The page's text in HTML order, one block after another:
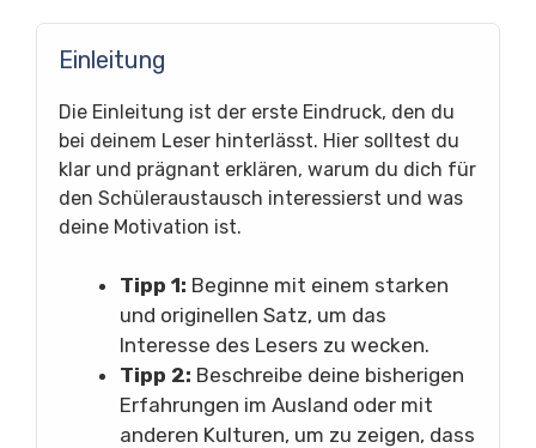
Einleitung
Die Einleitung ist der erste Eindruck, den du
bei deinem Leser hinterlässt. Hier solltest du
klar und prägnant erklären, warum du dich für
den Schüleraustausch interessierst und was
deine Motivation ist.
Tipp 1: Beginne mit einem starken
und originellen Satz, um das
Interesse des Lesers zu wecken.
Tipp 2: Beschreibe deine bisherigen
Erfahrungen im Ausland oder mit
anderen Kulturen, um zu zeigen, dass